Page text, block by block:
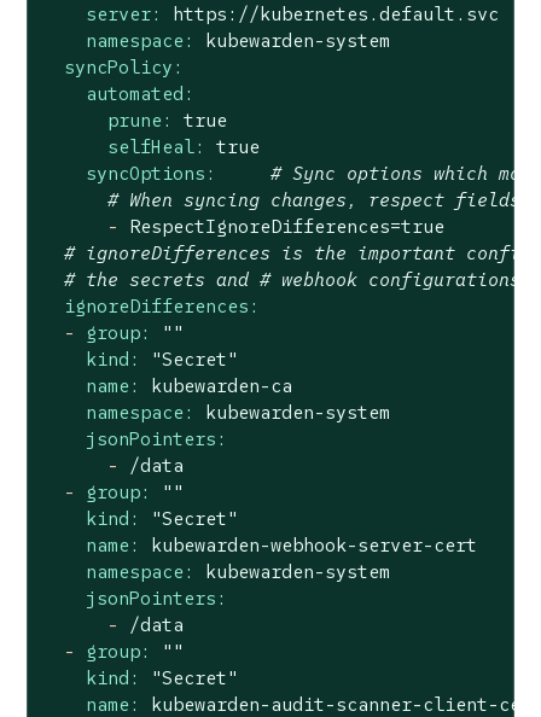
server:
https://kubernetes.default.svc
namespace:
kubewarden-system
syncPolicy:
automated:
prune:
true
selfHeal:
true
syncOptions:
# Sync options which
# When syncing changes, respect
-
RespectIgnoreDifferences=true
# ignoreDifferences is the important
# the secrets and # webhook configurations
ignoreDifferences:
-
group:
""
kind:
"Secret"
name:
kubewarden-ca
namespace:
kubewarden-system
jsonPointers:
-
/data
-
group:
""
kind:
"Secret"
name:
kubewarden-webhook-server-cert
namespace:
kubewarden-system
jsonPointers:
-
/data
-
group:
""
kind:
"Secret"
name:
kubewarden-audit-scanner-client-cert